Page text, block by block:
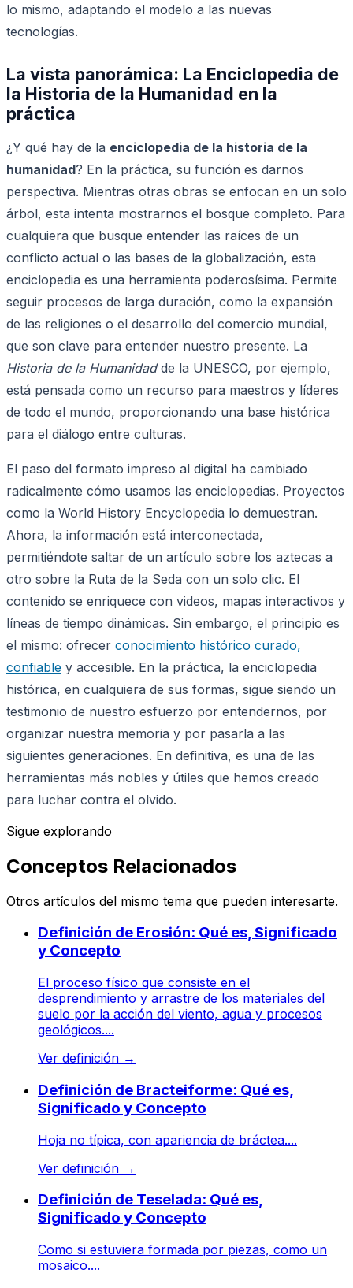
lo mismo, adaptando el modelo a las nuevas
tecnologías.
La vista panorámica: La Enciclopedia de
la Historia de la Humanidad en la
práctica
¿Y qué hay de la enciclopedia de la historia de la
humanidad? En la práctica, su función es darnos
perspectiva. Mientras otras obras se enfocan en un solo
árbol, esta intenta mostrarnos el bosque completo. Para
cualquiera que busque entender las raíces de un
conflicto actual o las bases de la globalización, esta
enciclopedia es una herramienta poderosísima. Permite
seguir procesos de larga duración, como la expansión
de las religiones o el desarrollo del comercio mundial,
que son clave para entender nuestro presente. La
Historia de la Humanidadde la UNESCO, por ejemplo,
está pensada como un recurso para maestros y líderes
de todo el mundo, proporcionando una base histórica
para el diálogo entre culturas.
El paso del formato impreso al digital ha cambiado
radicalmente cómo usamos las enciclopedias. Proyectos
como la World History Encyclopedia lo demuestran.
Ahora, la información está interconectada,
permitiéndote saltar de un artículo sobre los aztecas a
otro sobre la Ruta de la Seda con un solo clic. El
contenido se enriquece con videos, mapas interactivos y
líneas de tiempo dinámicas. Sin embargo, el principio es
el mismo: ofrecer conocimiento histórico curado,
confiable y accesible. En la práctica, la enciclopedia
histórica, en cualquiera de sus formas, sigue siendo un
testimonio de nuestro esfuerzo por entendernos, por
organizar nuestra memoria y por pasarla a las
siguientes generaciones. En definitiva, es una de las
herramientas más nobles y útiles que hemos creado
para luchar contra el olvido.
Sigue explorando
Conceptos Relacionados
Otros artículos del mismo tema que pueden interesarte.
Definición de Erosión: Qué es, Significado
y Concepto
El proceso físico que consiste en el
desprendimiento y arrastre de los materiales del
suelo por la acción del viento, agua y procesos
geológicos....
Ver definición →
Definición de Bracteiforme: Qué es,
Significado y Concepto
Hoja no típica, con apariencia de bráctea....
Ver definición →
Definición de Teselada: Qué es,
Significado y Concepto
Como si estuviera formada por piezas, como un
mosaico....